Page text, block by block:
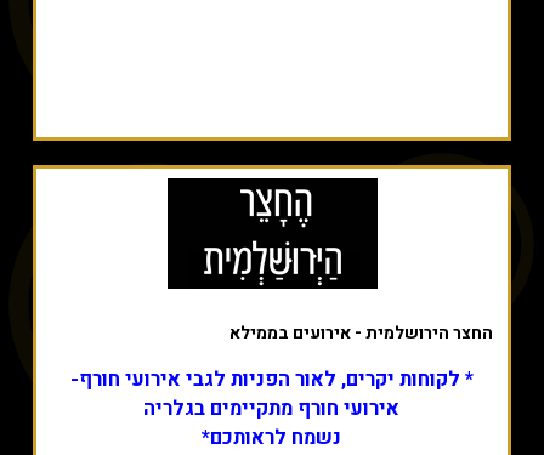
החצר הירושלמית - אירועים בממילא
* לקוחות יקרים, לאור הפניות לגבי אירועי חורף-
אירועי חורף מתקיימים בגלריה
נשמח לראותכם*